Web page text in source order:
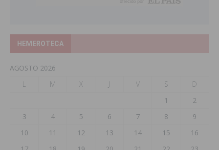
HEMEROTECA
AGOSTO 2026
L
M X J V S
D
1
2
3
4 5 6 7 8
9
10
11 12 13 14 15
16